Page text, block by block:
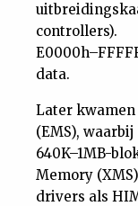
controllers).
data.
Later
(EMS),
640K–1MB-
Memory
drivers als